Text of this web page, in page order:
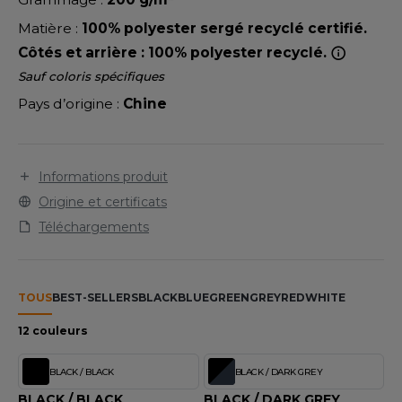
IN EUROPE
LABEL / TEAR AWAY
SHOPPING
ROW
OF THE LOOM
OF THE LOOM VINTAGE
- BLANKS
Matière : 100% polyester sergé recyclé certifié.
Côtés et arrière : 100% polyester recyclé.
Sauf coloris spécifiques
Pays d’origine : Chine
Informations produit
Origine et certificats
Téléchargements
TOUSBEST-SELLERSBLACKBLUEGREENGREYREDWHITE
12 couleurs
BLACK / BLACK BLACK / DARK GREY